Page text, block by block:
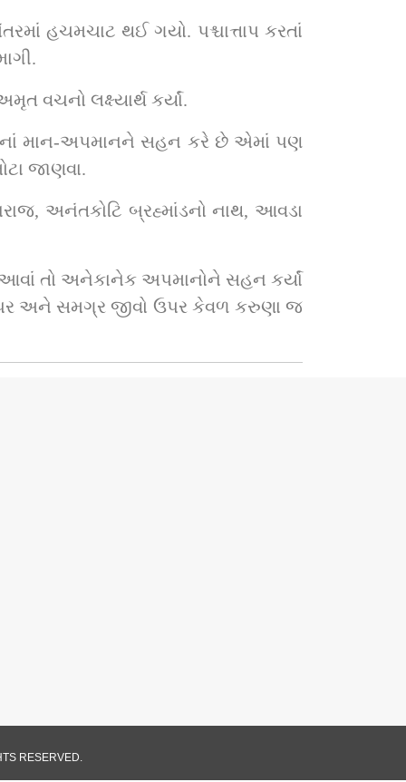
માગી.
શ્રીજીમહારાજનાં અમૃત વચનો લક્ષ્યાર્થ કર્યાં.
માન-અપમાનને સહન કરે છે એમાં પણ
જાણવા.
અને સમગ્ર જીવો ઉપર કેવળ કરુણા જ
RESERVED.